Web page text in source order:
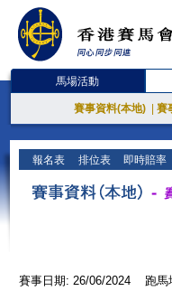
馬場活動
賽事資料(本地) 賽
報名表 排位表 即時賠率
賽事日期: 26/06/2024 跑馬